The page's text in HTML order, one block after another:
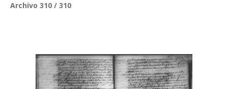
Archivo 310 / 310